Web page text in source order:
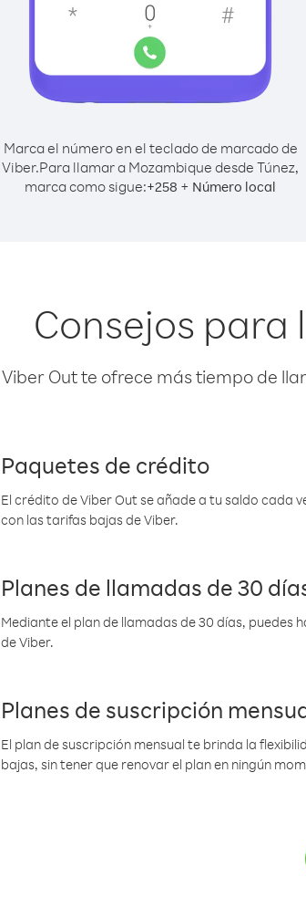
Marca el número en el teclado de marcado de
Viber.Para llamar a Mozambique desde Túnez,
marca como sigue:+258 + Número local
Consejos para
Viber Out te ofrece más tiempo de
Paquetes de crédito
El crédito de Viber Out se añade a tu saldo cada
con las tarifas bajas de Viber.
Planes de llamadas de 30
Mediante el plan de llamadas de 30 días,
de Viber.
Planes de suscripción
El plan de suscripción mensual te brinda la
bajas, sin tener que renovar el plan en ningún